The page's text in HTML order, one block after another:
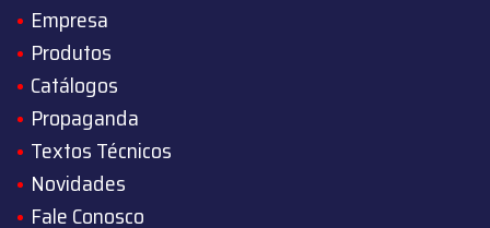
Empresa
Produtos
Catálogos
Propaganda
Textos Técnicos
Novidades
Fale Conosco